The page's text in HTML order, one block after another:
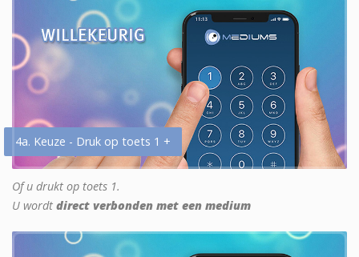
4a. Keuze - Druk op toets 1 +
Of u drukt op toets 1.
U wordt direct verbonden met een medium